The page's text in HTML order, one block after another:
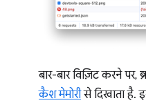
बार-बार विज़िट करने
कैश मेमोरीसे दिखाता है.